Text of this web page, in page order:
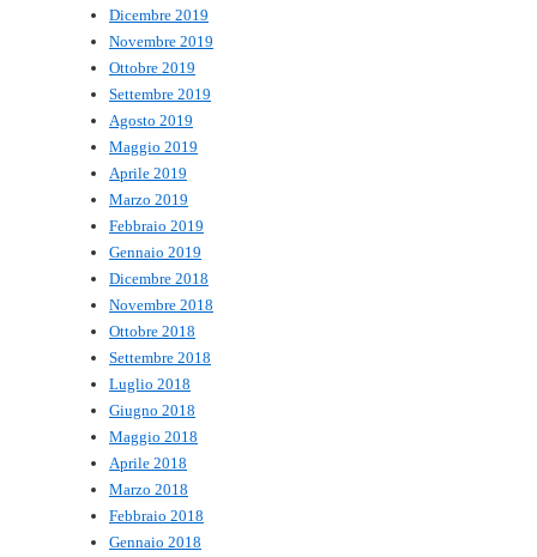
Dicembre 2019
Novembre 2019
Ottobre 2019
Settembre 2019
Agosto 2019
Maggio 2019
Aprile 2019
Marzo 2019
Febbraio 2019
Gennaio 2019
Dicembre 2018
Novembre 2018
Ottobre 2018
Settembre 2018
Luglio 2018
Giugno 2018
Maggio 2018
Aprile 2018
Marzo 2018
Febbraio 2018
Gennaio 2018